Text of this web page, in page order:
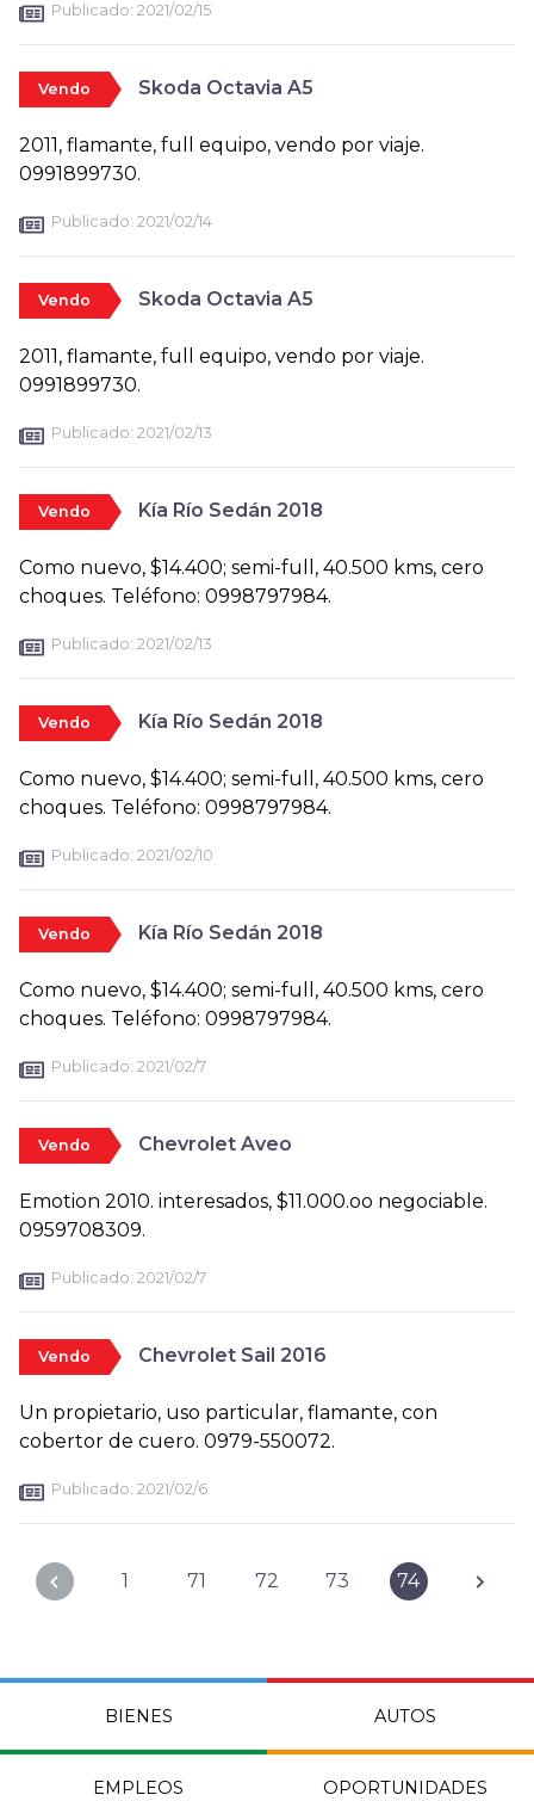
Publicado: 2021/02/15
Vendo Skoda Octavia A5
2011, flamante, full equipo, vendo por viaje.
0991899730.
Publicado: 2021/02/14
Vendo Skoda Octavia A5
2011, flamante, full equipo, vendo por viaje.
0991899730.
Publicado: 2021/02/13
Vendo Kía Río Sedán 2018
Como nuevo, $14.400; semi-full, 40.500 kms, cero
choques. Teléfono: 0998797984.
Publicado: 2021/02/13
Vendo Kía Río Sedán 2018
Como nuevo, $14.400; semi-full, 40.500 kms, cero
choques. Teléfono: 0998797984.
Publicado: 2021/02/10
Vendo Kía Río Sedán 2018
Como nuevo, $14.400; semi-full, 40.500 kms, cero
choques. Teléfono: 0998797984.
Publicado: 2021/02/7
Vendo Chevrolet Aveo
Emotion 2010. interesados, $11.000.oo negociable.
0959708309.
Publicado: 2021/02/7
Vendo Chevrolet Sail 2016
Un propietario, uso particular, flamante, con
cobertor de cuero. 0979-550072.
Publicado: 2021/02/6
1 71 72 73 74
BIENES AUTOS
EMPLEOS OPORTUNIDADES